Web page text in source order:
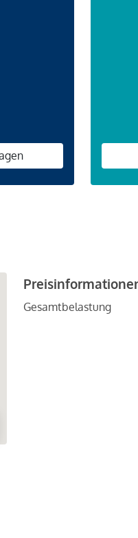
Gesamtbelastung